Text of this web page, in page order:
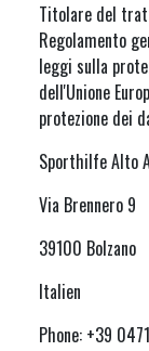
Titolare del
Regolamento
leggi sulla
dell'Unione
protezione dei
Sporthilfe Alto
Via Brennero 9
39100 Bolzano
Italien
Phone: +39